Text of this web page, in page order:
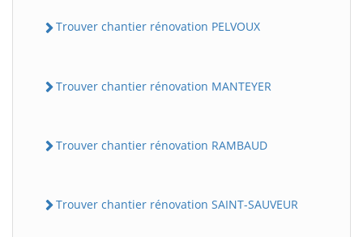
Trouver chantier rénovation PELVOUX
Trouver chantier rénovation MANTEYER
Trouver chantier rénovation RAMBAUD
Trouver chantier rénovation SAINT-SAUVEUR